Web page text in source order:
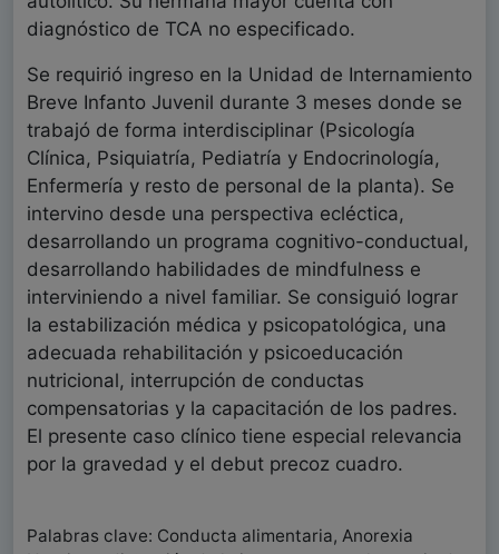
diagnóstico de TCA no especificado.
Se requirió ingreso en la Unidad de Internamiento
Breve Infanto Juvenil durante 3 meses donde se
trabajó de forma interdisciplinar (Psicología
Clínica, Psiquiatría, Pediatría y Endocrinología,
Enfermería y resto de personal de la planta). Se
intervino desde una perspectiva ecléctica,
desarrollando un programa cognitivo-conductual,
desarrollando habilidades de mindfulness e
interviniendo a nivel familiar. Se consiguió lograr
la estabilización médica y psicopatológica, una
adecuada rehabilitación y psicoeducación
nutricional, interrupción de conductas
compensatorias y la capacitación de los padres.
El presente caso clínico tiene especial relevancia
por la gravedad y el debut precoz cuadro.
Palabras clave: Conducta alimentaria, Anorexia